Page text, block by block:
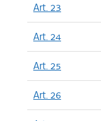
Art. 23
Art. 24
Art. 25
Art. 26